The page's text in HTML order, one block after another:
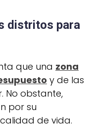
distritos para
que una zona
y de las
No obstante,
por su
de vida.